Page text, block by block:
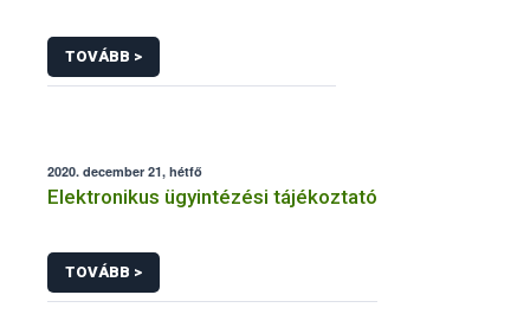
TOVÁBB >
2020. december 21, hétfő
Elektronikus ügyintézési tájékoztató
TOVÁBB >